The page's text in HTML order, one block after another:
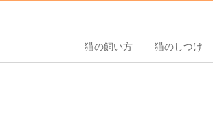
猫の飼い方 猫のしつけ